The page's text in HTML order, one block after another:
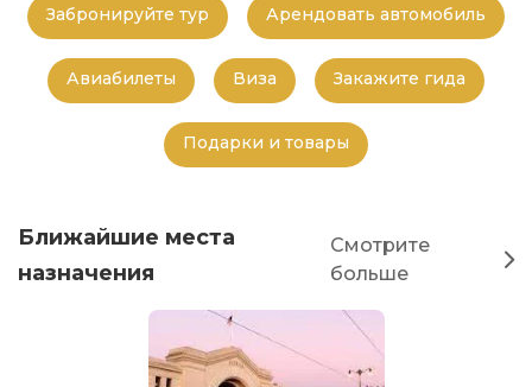
Забронируйте тур Арендовать автомобиль
Авиабилеты Виза Закажите гида
Подарки и товары
Ближайшие места
назначения
Смотрите
больше